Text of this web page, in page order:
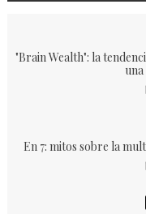
"Brain Wealth": la
En 7: mitos sobre la